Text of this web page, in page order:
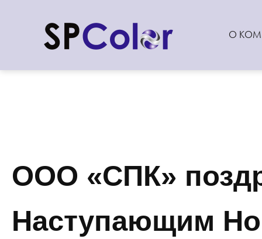
О
ООО «СПК»
Наступающим